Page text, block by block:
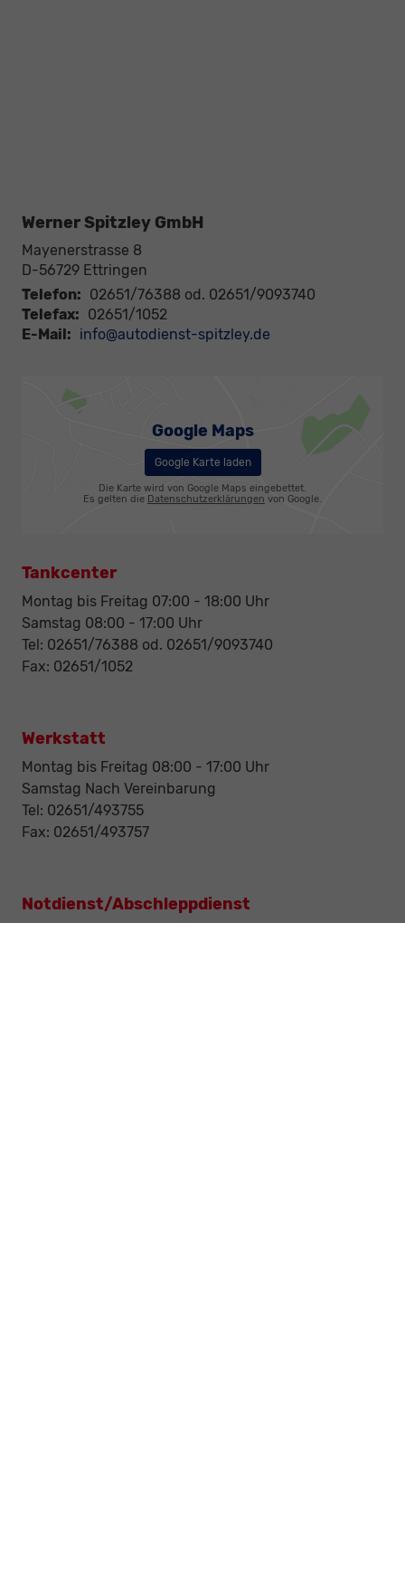
Werner Spitzley GmbH
Mayenerstrasse 8
D-56729 Ettringen
Telefon: 02651/76388 od. 02651/9093740
Telefax: 02651/1052
E-Mail: info@autodienst-spitzley.de
Google Maps
Google Karte laden
Die Karte wird von Google Maps eingebettet.
Es gelten die Datenschutzerklärungen von Google.
Tankcenter
Montag bis Freitag 07:00 - 18:00 Uhr
Samstag 08:00 - 17:00 Uhr
Tel: 02651/76388 od. 02651/9093740
Fax: 02651/1052
Werkstatt
Montag bis Freitag 08:00 - 17:00 Uhr
Samstag Nach Vereinbarung
Tel: 02651/493755
Fax: 02651/493757
Notdienst/Abschleppdienst